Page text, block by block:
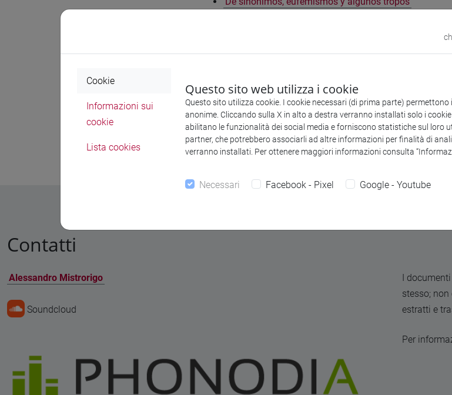
Frente al mar
Que la poesía
Sílabas de viento
Espuma sangrante
Contatti
Alessandro Mistrorigo
Soundcloud
I
stesso;
estratti e
Per
Cookie
Informazioni sui
cookie
Lista cookies
Questo sito web utilizza i cookie
Questo sito utilizza cookie. I cookie necessari (di prima parte)
anonime. Cliccando sulla X in alto a destra verranno installati solo i
abilitano le funzionalità dei social media e forniscono statistiche sul loro
partner, che potrebbero associarli ad altre informazioni per finalità di
verranno installati. Per ottenere maggiori informazioni consulta
Necessari Facebook - Pixel Google - Youtube